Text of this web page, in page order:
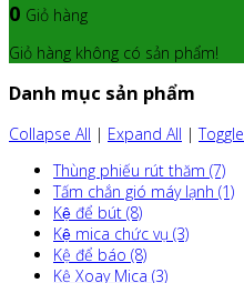
0 Giỏ hàng
Giỏ hàng không có sản phẩm!
Danh mục sản phẩm
Collapse All | Expand All |
Thùng phiếu rút thăm (7)
Tấm chắn gió máy lạnh (1)
Kệ để bút (8)
Kệ mica chức vụ (3)
Kệ để báo (8)
Kệ Xoay Mica (3)